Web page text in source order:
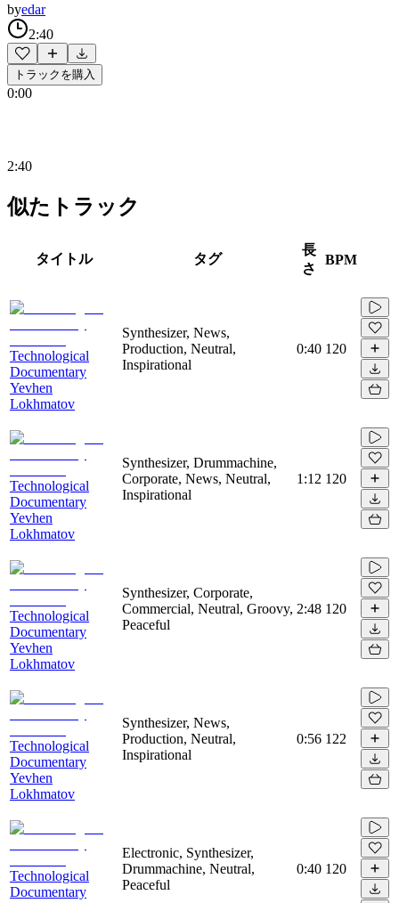
byedar
2:40
トラックを購入
0:00
2:40
似たトラック
タイトル タグ
長
さ
BPM
Technological
Documentary
Yevhen
Lokhmatov
Synthesizer, News,
Production, Neutral,
Inspirational
0:40 120
Technological
Documentary
Yevhen
Lokhmatov
Synthesizer, Drummachine,
Corporate, News, Neutral,
Inspirational
1:12 120
Technological
Documentary
Yevhen
Lokhmatov
Synthesizer, Corporate,
Commercial, Neutral, Groovy,
Peaceful
2:48 120
Technological
Documentary
Yevhen
Lokhmatov
Synthesizer, News,
Production, Neutral,
Inspirational
0:56 122
Technological
Documentary
Electronic, Synthesizer,
Drummachine, Neutral,
Peaceful
0:40 120